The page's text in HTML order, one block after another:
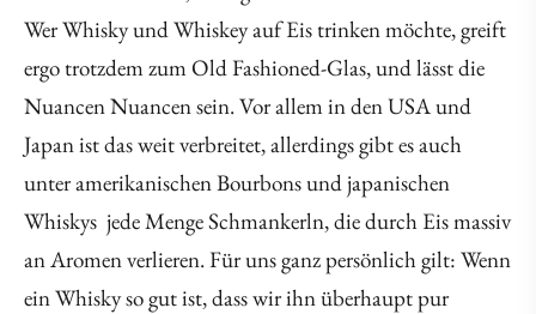
Wer Whisky und Whiskey auf Eis trinken möchte, greift
ergo trotzdem zum Old Fashioned-Glas, und lässt die
Nuancen Nuancen sein. Vor allem in den USA und
Japan ist das weit verbreitet, allerdings gibt es auch
unter amerikanischen Bourbons und japanischen
Whiskys jede Menge Schmankerln, die durch Eis massiv
an Aromen verlieren. Für uns ganz persönlich gilt: Wenn
ein Whisky so gut ist, dass wir ihn überhaupt pur